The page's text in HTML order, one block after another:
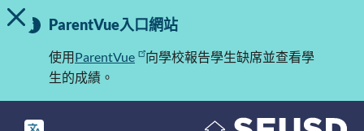
跳
至
重
切換提示訊息
ParentVue入口網站
使用ParentVue
向學校報告學生缺席並查看學
生的成績。